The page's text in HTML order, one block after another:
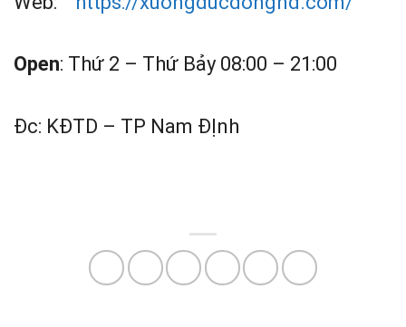
Open: Thứ 2 – Thứ Bảy 08:00 – 21:00
Đc: KĐTD – TP Nam ĐỊnh